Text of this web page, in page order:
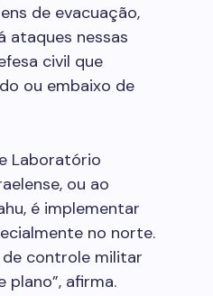
de evacuação,
ataques nessas
civil que
ou embaixo de
Laboratório
ou ao
é implementar
no norte.
controle militar
plano”, afirma.